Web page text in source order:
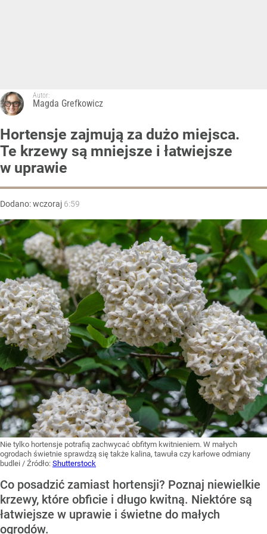
Autor:
Magda Grefkowicz
Hortensje zajmują za dużo miejsca.
Te krzewy są mniejsze i łatwiejsze
w uprawie
Dodano:wczoraj 6:59
Nie tylko hortensje potrafią zachwycać obfitym kwitnieniem. W małych
ogrodach świetnie sprawdzą się także kalina, tawuła czy karłowe odmiany
budlei / Źródło: Shutterstock
Co posadzić zamiast hortensji? Poznaj niewielkie
krzewy, które obficie i długo kwitną. Niektóre są
łatwiejsze w uprawie i świetne do małych
ogrodów.